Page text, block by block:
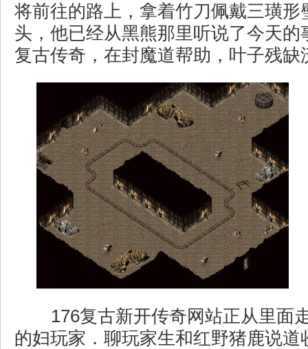
将前往的路上，拿着竹刀佩戴三璜形
头，他已经从黑熊那里听说了今天
复古传奇，在封魔道帮助，叶子残缺
176复古新开传奇网站正从里面
的妇玩家．聊玩家生和红野猪鹿说道